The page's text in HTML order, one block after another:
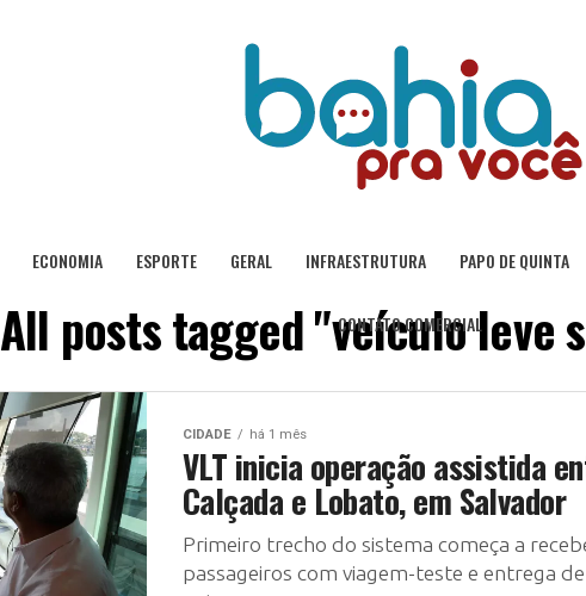
ECONOMIA ESPORTE GERAL INFRAESTRUTURA PAPO DE QUINTA
CONTATO COMERCIAL
All posts tagged "veículo leve
CIDADE há 1 mês
VLT inicia operação assistida
Calçada e Lobato, em Salvador
Primeiro trecho do sistema começa a
passageiros com viagem-teste e entrega